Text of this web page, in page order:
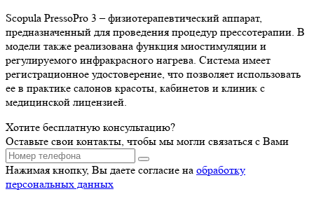
Scopula PressoPro 3 – физиотерапевтический аппарат,
предназначенный для проведения процедур прессотерапии. В
модели также реализована функция миостимуляции и
регулируемого инфракрасного нагрева. Система имеет
регистрационное удостоверение, что позволяет использовать
ее в практике салонов красоты, кабинетов и клиник с
медицинской лицензией.
Хотите бесплатную консультацию?
Оставьте свои контакты, чтобы мы могли связаться с Вами
Нажимая кнопку, Вы даете согласие на обработку
персональных данных